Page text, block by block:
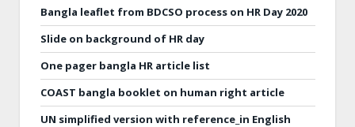
Bangla leaflet from BDCSO process on HR Day 2020
Slide on background of HR day
One pager bangla HR article list
COAST bangla booklet on human right article
UN simplified version with reference_in English